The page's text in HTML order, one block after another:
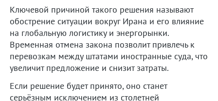
Ключевой причиной такого решения называют
обострение ситуации вокруг Ирана и его влияние
на глобальную логистику и энергорынки.
Временная отмена закона позволит привлечь к
перевозкам между штатами иностранные суда, что
увеличит предложение и снизит затраты.
Если решение будет принято, оно станет
серьёзным исключением из столетней